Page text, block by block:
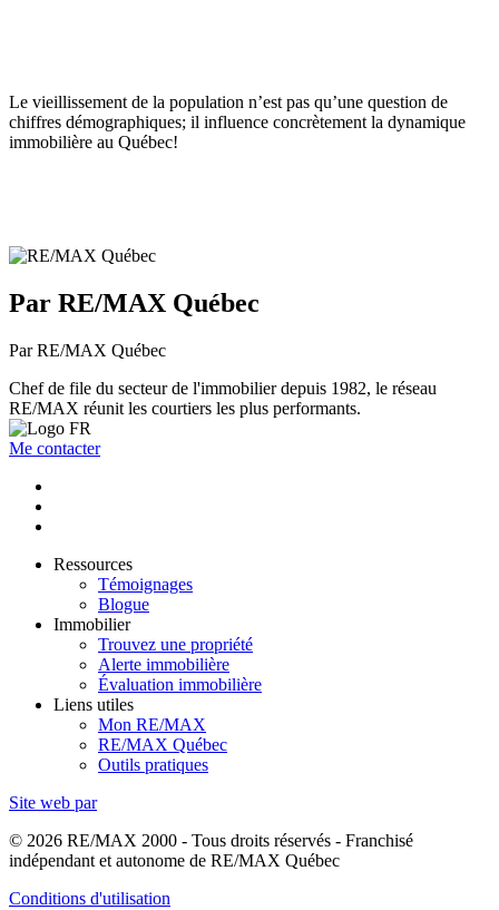
Le vieillissement de la population n’est pas qu’une question de
chiffres démographiques; il influence concrètement la dynamique
immobilière au Québec!
Par RE/MAX Québec
Par RE/MAX Québec
Chef de file du secteur de l'immobilier depuis 1982, le réseau
RE/MAX réunit les courtiers les plus performants.
Me contacter
Ressources
Témoignages
Blogue
Immobilier
Trouvez une propriété
Alerte immobilière
Évaluation immobilière
Liens utiles
Mon RE/MAX
RE/MAX Québec
Outils pratiques
Site web par
© 2026 RE/MAX 2000 - Tous droits réservés - Franchisé
indépendant et autonome de RE/MAX Québec
Conditions d'utilisation